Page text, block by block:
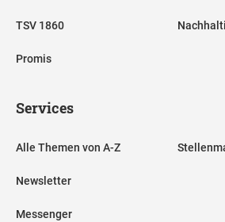
TSV 1860
Promis
Services
Alle Themen von A-Z
Newsletter
Messenger